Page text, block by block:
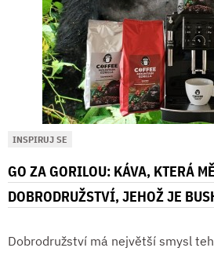
INSPIRUJ SE
GO ZA GORILOU: KÁVA, KTERÁ
DOBRODRUŽSTVÍ, JEHOŽ JE
Dobrodružství má největší smysl